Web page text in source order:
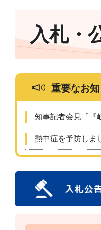
入札・
重要なお
知事記者会見「『
熱中症を予防しま